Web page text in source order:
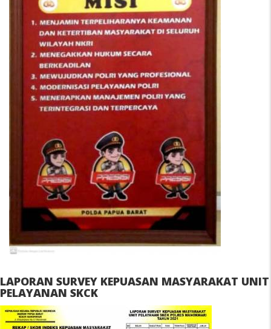
LAPORAN SURVEY KEPUASAN MASYARAKAT UNIT
PELAYANAN SKCK